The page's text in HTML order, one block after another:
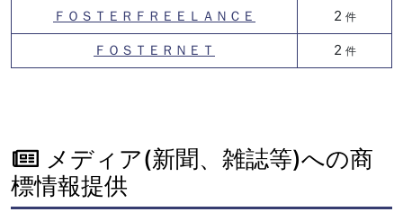
ＦＯＳＴＥＲＦＲＥＥＬＡＮＣＥ 2 件
ＦＯＳＴＥＲＮＥＴ 2 件
メディア(新聞、雑誌等)への商
標情報提供